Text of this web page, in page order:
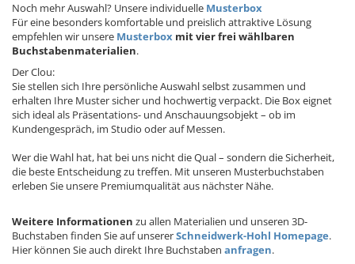
Noch mehr Auswahl? Unsere individuelle Musterbox
Für eine besonders komfortable und preislich attraktive Lösung
empfehlen wir unsere Musterbox mit vier frei wählbaren
Buchstabenmaterialien.
Der Clou:
Sie stellen sich Ihre persönliche Auswahl selbst zusammen und
erhalten Ihre Muster sicher und hochwertig verpackt. Die Box eignet
sich ideal als Präsentations- und Anschauungsobjekt – ob im
Kundengespräch, im Studio oder auf Messen.
Wer die Wahl hat, hat bei uns nicht die Qual – sondern die Sicherheit,
die beste Entscheidung zu treffen. Mit unseren Musterbuchstaben
erleben Sie unsere Premiumqualität aus nächster Nähe.
Weitere Informationen zu allen Materialien und unseren 3D-
Buchstaben finden Sie auf unsererSchneidwerk-Hohl Homepage.
Hier können Sie auch direkt Ihre Buchstaben anfragen.